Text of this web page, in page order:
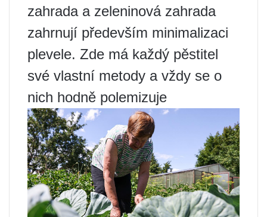
zahrada a zeleninová zahrada
zahrnují především minimalizaci
plevele. Zde má každý pěstitel
své vlastní metody a vždy se o
nich hodně polemizuje